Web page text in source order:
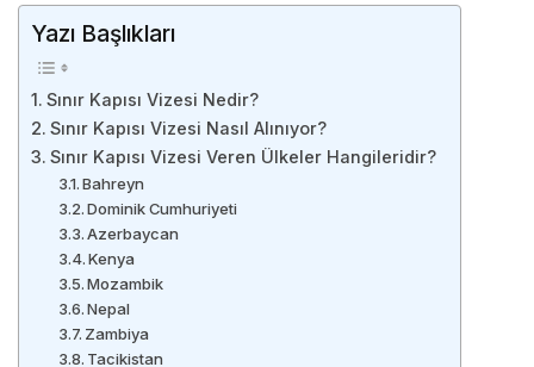
Yazı Başlıkları
Sınır Kapısı Vizesi Nedir?
Sınır Kapısı Vizesi Nasıl Alınıyor?
Sınır Kapısı Vizesi Veren Ülkeler Hangileridir?
Bahreyn
Dominik Cumhuriyeti
Azerbaycan
Kenya
Mozambik
Nepal
Zambiya
Tacikistan